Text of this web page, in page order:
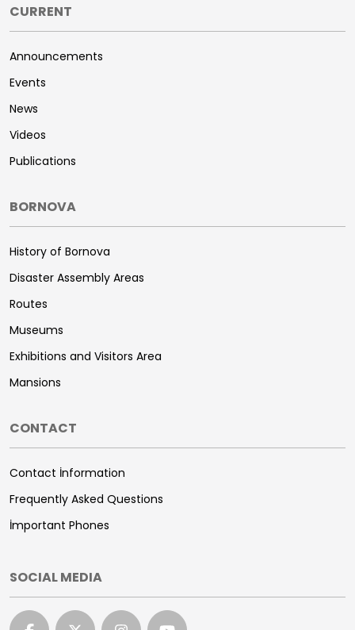
CURRENT
Announcements
Events
News
Videos
Publications
BORNOVA
History of Bornova
Disaster Assembly Areas
Routes
Museums
Exhibitions and Visitors Area
Mansions
CONTACT
Contact İnformation
Frequently Asked Questions
İmportant Phones
SOCIAL MEDIA